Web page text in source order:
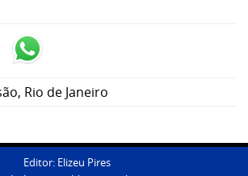
, Rio de Janeiro
Editor: Elizeu Pires